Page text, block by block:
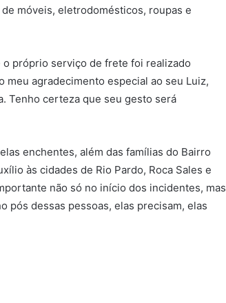
móveis, eletrodomésticos, roupas e
próprio serviço de frete foi realizado
meu agradecimento especial ao seu Luiz,
Tenho certeza que seu gesto será
enchentes, além das famílias do Bairro
às cidades de Rio Pardo, Roca Sales e
não só no início dos incidentes, mas
pós dessas pessoas, elas precisam, elas